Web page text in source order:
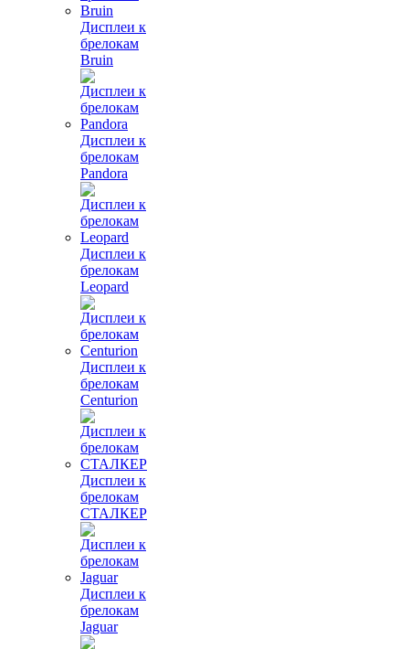
Дисплеи к
брелокам
Bruin
Дисплеи к
брелокам
Pandora
Дисплеи к
брелокам
Leopard
Дисплеи к
брелокам
Centurion
Дисплеи к
брелокам
СТАЛКЕР
Дисплеи к
брелокам
Jaguar